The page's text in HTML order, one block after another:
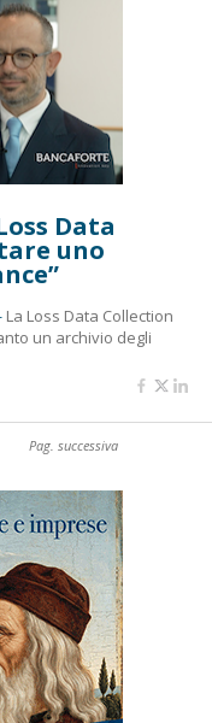
Data
uno
La Loss Data Collection
un archivio degli
Pag. successiva